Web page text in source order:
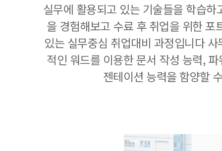
실무에 활용되고 있는 기술들을 학습
을 경험해보고 수료 후 취업을 위한 포
있는 실무중심 취업대비 과정입니다
적인 워드를 이용한 문서 작성 능력,
젠테이션 능력을 함양할